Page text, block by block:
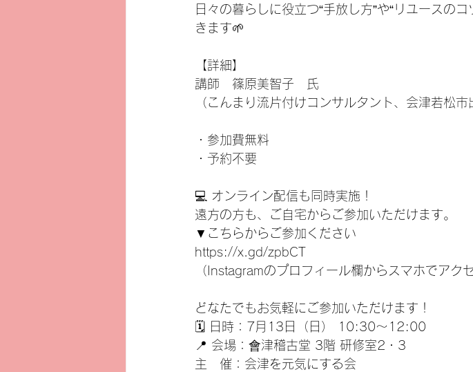
日々の暮らしに役立つ“手放し方”や“リユースの
きます🌱
【詳細】
講師　篠原美智子　氏
（こんまり流片付けコンサルタント、会津若松市
・参加費無料
・予約不要
💻 オンライン配信も同時実施！
遠方の方も、ご自宅からご参加いただけます。
▼こちらからご参加ください
https://x.gd/zpbCT
（Instagramのプロフィール欄からスマホでアク
どなたでもお気軽にご参加いただけます！
🗓 日時：7月13日（日） 10:30〜12:00
📍 会場：會津稽古堂 3階 研修室2・3
主　催：会津を元気にする会